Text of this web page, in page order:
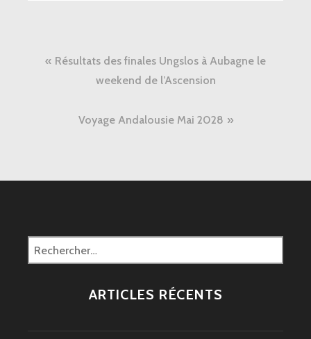
Navigation
l’article
Résultats des finales Ungslos à Aubagne le
weekend de l’Ascension
Voyage Andalousie Mai 2028
Rechercher :
ARTICLES RÉCENTS